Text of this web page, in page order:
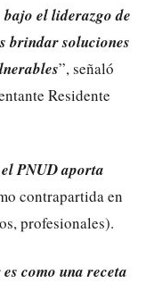
el liderazgo de
brindar soluciones
”, señaló
Residente
PNUD aporta
contrapartida en
profesionales).
como una receta